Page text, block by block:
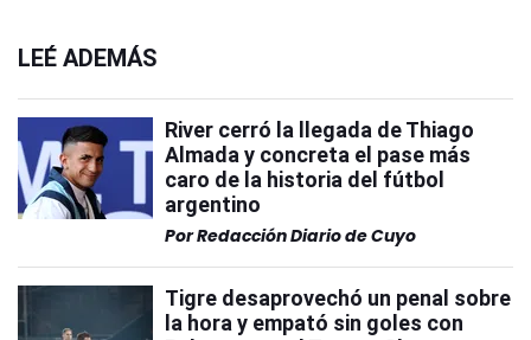
LEÉ ADEMÁS
River cerró la llegada de Thiago
Almada y concreta el pase más
caro de la historia del fútbol
argentino
PorRedacción Diario de Cuyo
Tigre desaprovechó un penal sobre
la hora y empató sin goles con